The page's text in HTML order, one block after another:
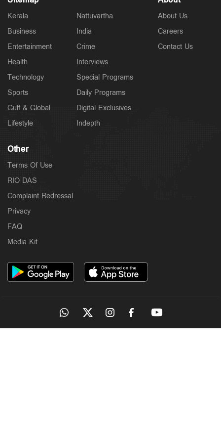
Kerala
Business
Entertainment
Health
Technology
Sports
Gulf & Global
Lifestyle
Nattuvartha
India
Crime
Interviews
Special Programs
Daily Programs
Digital Exclusives
Indepth
About Us
Careers
Contact Us
Other
Terms Of Use
RIO DAS
Complaint Redressal
Privacy
FAQ
Media Kit